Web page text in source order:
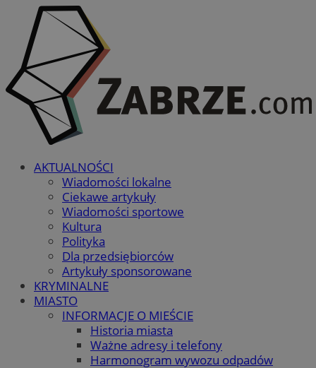
AKTUALNOŚCI
Wiadomości lokalne
Ciekawe artykuły
Wiadomości sportowe
Kultura
Polityka
Dla przedsiębiorców
Artykuły sponsorowane
KRYMINALNE
MIASTO
INFORMACJE O MIEŚCIE
Historia miasta
Ważne adresy i telefony
Harmonogram wywozu odpadów